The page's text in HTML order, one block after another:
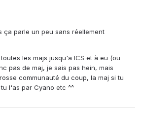
ça parle un peu sans réellement
les majs jusqu'a ICS et à eu (ou
pas de maj, je sais pas hein, mais
communauté du coup, la maj si tu
l'as par Cyano etc ^^